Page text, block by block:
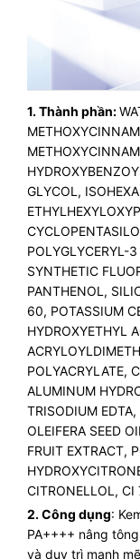
1. Thành phần:
GLYCOL,
POLYGLYCERYL-
SYNTHETIC
PANTHENOL,
60, POTASSIUM
HYDROXYETHYL
POLYACRYLATE,
ALUMINUM
TRISODIUM
OLEIFERA SEED
FRUIT EXTRACT,
CITRONELLOL, CI
2. Công dụng:
PA++++ nâng
và duy trì mạnh